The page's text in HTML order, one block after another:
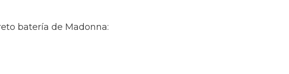
batería de Madonna: